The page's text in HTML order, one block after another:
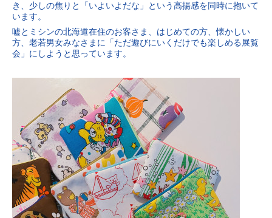
き、少しの焦りと「いよいよだな」という高揚感を同時に抱いて
います。
嘘とミシンの北海道在住のお客さま、はじめての方、懐かしい
方、老若男女みなさまに「ただ遊びにいくだけでも楽しめる展覧
会」にしようと思っています。